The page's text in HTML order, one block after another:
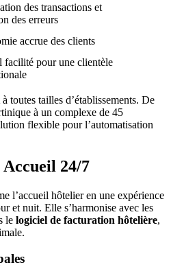
des transactions et
des erreurs
accrue des clients
facilité pour une clientèle
toutes tailles d’établissements. De
à un complexe de 45
flexible pour l’automatisation
24/7
l’accueil hôtelier en une expérience
et nuit. Elle s’harmonise avec les
le logiciel de facturation hôtelière,